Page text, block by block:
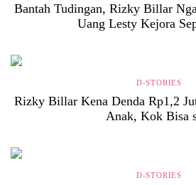
Bantah Tudingan, Rizky Billar
Uang Lesty Kejora
D-STORIES
Rizky Billar Kena Denda Rp1,2
Anak, Kok Bisa
D-STORIES